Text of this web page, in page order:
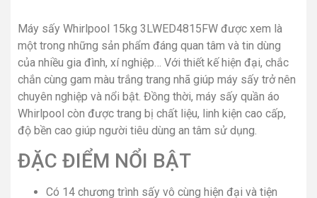
Máy sấy Whirlpool 15kg 3LWED4815FW được xem là
một trong những sản phẩm đáng quan tâm và tin dùng
của nhiều gia đình, xí nghiệp… Với thiết kế hiện đại, chắc
chắn cùng gam màu trắng trang nhã giúp máy sấy trở nên
chuyên nghiệp và nổi bật. Đồng thời, máy sấy quần áo
Whirlpool còn được trang bị chất liệu, linh kiện cao cấp,
độ bền cao giúp người tiêu dùng an tâm sử dụng.
ĐẶC ĐIỂM NỔI BẬT
Có 14 chương trình sấy vô cùng hiện đại và tiện